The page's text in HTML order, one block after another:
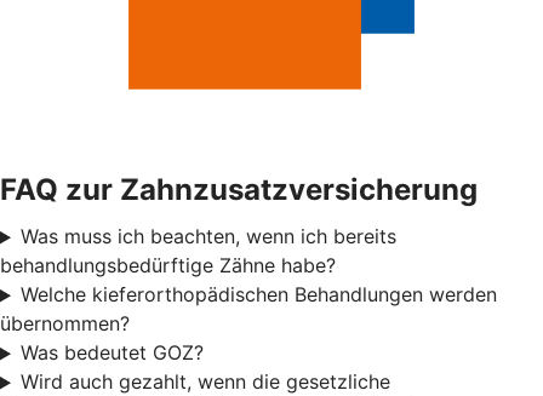
FAQ zur Zahnzusatzversicherung
Was muss ich beachten, wenn ich bereits
behandlungsbedürftige Zähne habe?
Welche kieferorthopädischen Behandlungen werden
übernommen?
Was bedeutet GOZ?
Wird auch gezahlt, wenn die gesetzliche